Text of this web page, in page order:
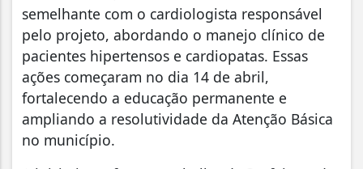
semelhante com o cardiologista responsável
pelo projeto, abordando o manejo clínico de
pacientes hipertensos e cardiopatas. Essas
ações começaram no dia 14 de abril,
fortalecendo a educação permanente e
ampliando a resolutividade da Atenção Básica
no município.